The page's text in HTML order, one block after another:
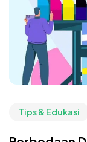
Tips & Edukasi